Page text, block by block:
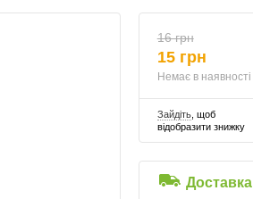
16 грн
15 грн
Немає в наявності
Зайдіть, щоб
відобразити знижку
Доставка